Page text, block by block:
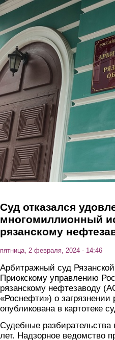
Перейти к основному содержанию
Суд отказался
многомиллионный
рязанскому
пятница, 2 февраля, 2024 - 14:46
Арбитражный суд
Приокскому управлению
рязанскому нефтезаводу
«Роснефти») о
опубликована в картотеке
Судебные разбирательства
лет. Надзорное ведомство